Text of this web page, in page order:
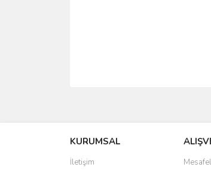
Ürün resmi kalitesiz, bozuk veya
Ürün açıklamasında eksik
KURUMSAL
İletişim